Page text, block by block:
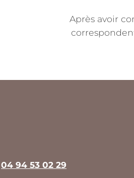
Après avoir
04 94 53 02 29